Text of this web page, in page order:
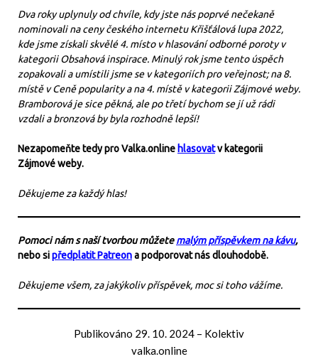
Dva roky uplynuly od chvíle, kdy jste nás poprvé nečekaně
nominovali na ceny českého internetu Křišťálová lupa 2022,
kde jsme získali skvělé 4. místo v hlasování odborné poroty v
kategorii Obsahová inspirace. Minulý rok jsme tento úspěch
zopakovali a umístili jsme se v kategoriích pro veřejnost; na 8.
místě v Ceně popularity a na 4. místě v kategorii Zájmové weby.
Bramborová je sice pěkná, ale po třetí bychom se jí už rádi
vzdali a bronzová by byla rozhodně lepší!
Nezapomeňte tedy pro Valka.online hlasovatv kategorii
Zájmové weby.
Děkujeme za každý hlas!
Pomoci nám s naší tvorbou můžetemalým příspěvkem na kávu,
nebo sipředplatit Patreona podporovat nás dlouhodobě.
Děkujeme všem, za jakýkoliv příspěvek, moc si toho vážíme.
Publikováno 29. 10. 2024 – Kolektiv
valka.online